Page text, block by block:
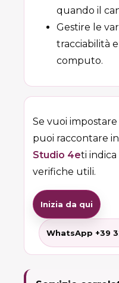
quando il
Gestire le
tracciabilità
computo.
Se vuoi
puoi raccontare
Studio 4eti indica
verifiche utili.
Inizia da qui
WhatsApp +39